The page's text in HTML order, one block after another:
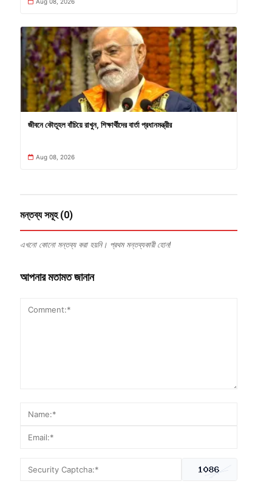
জীবনে কৌতূহল বাঁচিয়ে রাখুন, শিক্ষার্থীদের বার্তা প্রধানমন্ত্রীর
Aug 08, 2026
মন্তব্য সমূহ (0)
এখনো কোনো মন্তব্য করা হয়নি। প্রথম মন্তব্যকারী হোন!
আপনার মতামত জানান